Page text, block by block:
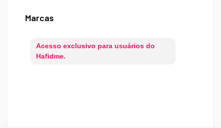
Marcas
Acesso exclusivo para usuários do
Hafidme.